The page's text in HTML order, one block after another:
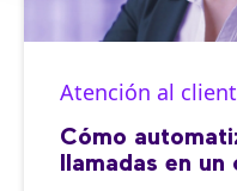
Atención al
Cómo
llamadas en